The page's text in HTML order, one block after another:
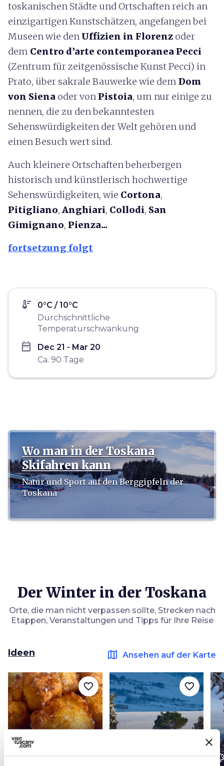
toskanischen Städte und Ortschaften reich an
einzigartigen Kunstschätzen, angefangen bei
Museen wie den Uffizien in Florenz oder
dem Centro d’arte contemporanea Pecci
(Zentrum für zeitgenössische Kunst Pecci) in
Prato, über sakrale Bauwerke wie dem Dom
von Siena oder von Pistoia, um nur einige zu
nennen, die zu den bekanntesten
Sehenswürdigkeiten der Welt gehören und
einen Besuch wert sind.
Auch kleinere Ortschaften beherbergen
historisch und künstlerisch hochwertige
Sehenswürdigkeiten, wie Cortona,
Pitigliano, Anghiari, Collodi, San
Gimignano, Pienza...
fortsetzung folgt
thermostat
0°C / 10°C
Durchschnittliche
Temperaturschwankung
date_range
Dec 21 - Mar 20
Ca. 90 Tage
Wo man in der Toskana
Skifahren kann
Natur und Sport auf den Berggipfeln der
Toskana
Der Winter in der Toskana
Orte, die man nicht verpassen sollte, Strecken nach
Etappen, Veranstaltungen und Tipps für Ihre Reise
Ideen map Ansehen auf der Karte
color_lens Ideen
favorite_border
color_lens Ideen
favorite_border